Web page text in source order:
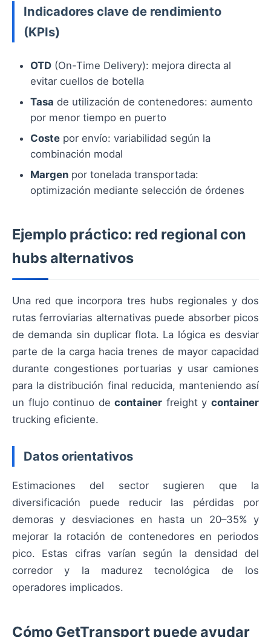
Indicadores clave de rendimiento
(KPIs)
OTD (On-Time Delivery): mejora directa al
evitar cuellos de botella
Tasa de utilización de contenedores: aumento
por menor tiempo en puerto
Coste por envío: variabilidad según la
combinación modal
Margen por tonelada transportada:
optimización mediante selección de órdenes
Ejemplo práctico: red regional con
hubs alternativos
Una red que incorpora tres hubs regionales y dos
rutas ferroviarias alternativas puede absorber picos
de demanda sin duplicar flota. La lógica es desviar
parte de la carga hacia trenes de mayor capacidad
durante congestiones portuarias y usar camiones
para la distribución final reducida, manteniendo así
un flujo continuo decontainer freight ycontainer
trucking eficiente.
Datos orientativos
Estimaciones del sector sugieren que la
diversificación puede reducir las pérdidas por
demoras y desviaciones en hasta un 20–35% y
mejorar la rotación de contenedores en periodos
pico. Estas cifras varían según la densidad del
corredor y la madurez tecnológica de los
operadores implicados.
Cómo GetTransport puede ayudar